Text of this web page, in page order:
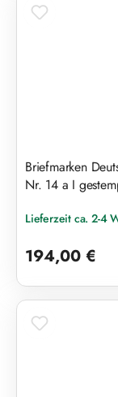
Briefmarken
Nr. 14 a I
Lieferzeit ca. 2-4
194,00 €